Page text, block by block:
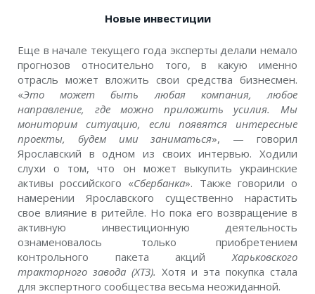
Новые инвестиции
Еще в начале текущего года эксперты делали немало
прогнозов относительно того, в какую именно
отрасль может вложить свои средства бизнесмен.
«Это может быть любая компания, любое
направление, где можно приложить усилия. Мы
мониторим ситуацию, если появятся интересные
проекты, будем ими заниматься», — говорил
Ярославский в одном из своих интервью. Ходили
слухи о том, что он может выкупить украинские
активы российского «Сбербанка». Также говорили о
намерении Ярославского существенно нарастить
свое влияние в ритейле. Но пока его возвращение в
активную инвестиционную деятельность
ознаменовалось только приобретением
контрольного пакета акций Харьковского
тракторного завода (ХТЗ). Хотя и эта покупка стала
для экспертного сообщества весьма неожиданной.